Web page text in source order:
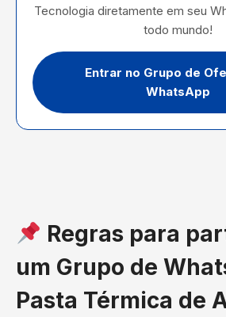
Tecnologia diretamente em seu
todo mundo!
Entrar no Grupo de
WhatsApp
Regras para
um Grupo de
Pasta Térmica de